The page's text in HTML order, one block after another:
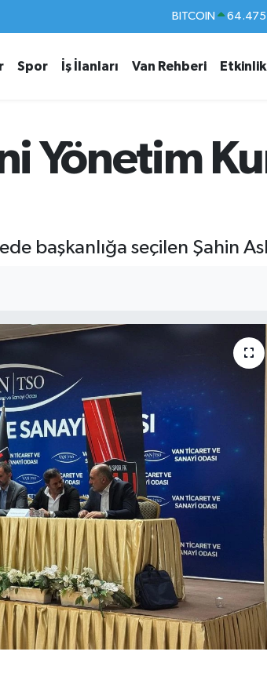
DOLAR
STERLİN
BITCOIN
Spor İş İlanları Van Rehberi
Yönetim
başkanlığa seçilen Şahin